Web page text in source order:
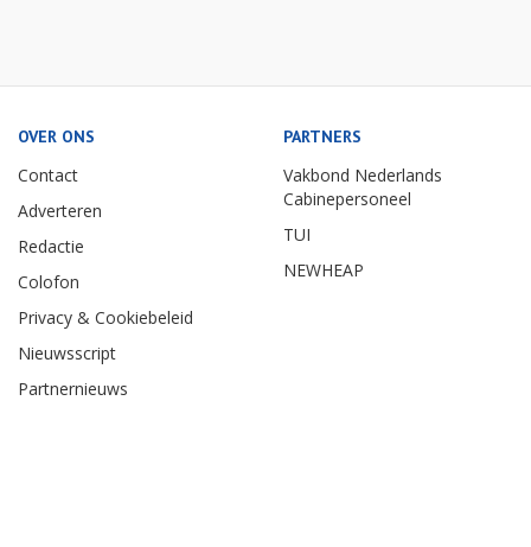
OVER ONS
Contact
Adverteren
Redactie
Colofon
Privacy & Cookiebeleid
Nieuwsscript
Partnernieuws
PARTNERS
Vakbond Nederlands
Cabinepersoneel
TUI
NEWHEAP